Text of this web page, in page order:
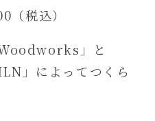
税込）
」と
」によってつくら